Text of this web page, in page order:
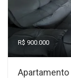
R$ 900.000
Apartamento